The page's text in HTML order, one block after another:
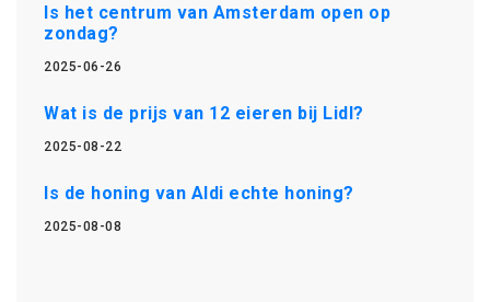
Is het centrum van Amsterdam open op
zondag?
2025-06-26
Wat is de prijs van 12 eieren bij Lidl?
2025-08-22
Is de honing van Aldi echte honing?
2025-08-08